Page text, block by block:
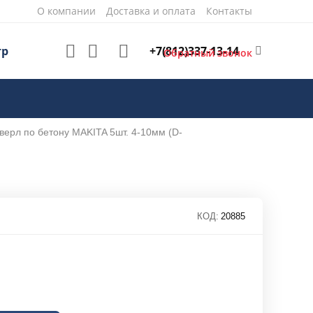
О компании Доставка и оплата Контакты
+7(812)337-13-14
Обратный звонок
по бетону MAKITA 5шт. 4-10мм (D-
КОД: 20885